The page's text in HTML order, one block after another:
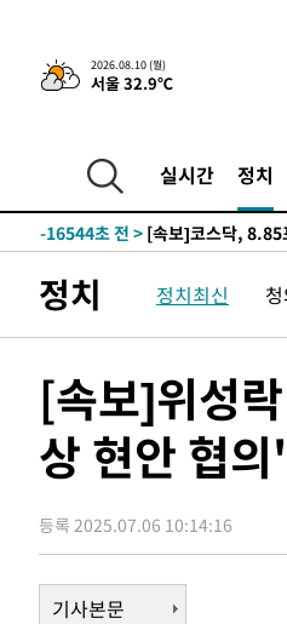
2026.08.10 (월)
서울 32.9℃
실시간 정치
-5821초 전 >트럼프, 이란 추가 요
-21042초 전 >[속보]'전장연 시위'
-16806초 전 >
[속보]원·달러 환
-16544초 전 >
-16540초 전 > [속보]코스피,
-13301초 전 >
'낮 최고 34도' 전
-11949초 전 >파키스탄 보안군,
-10165초 전 >
이집트, 가자 협상
-5821초 전 > 트럼프, 이란 추가
-21042초 전 >[속보]'전장연 시위'
-16806초 전 >[속보]원·달러 환율
-16540초 전 >
[속보]코스피,
정치 정치최신
[속보]위성
상 현안 협
등록 2025.07.06 10:14:16
기사본문